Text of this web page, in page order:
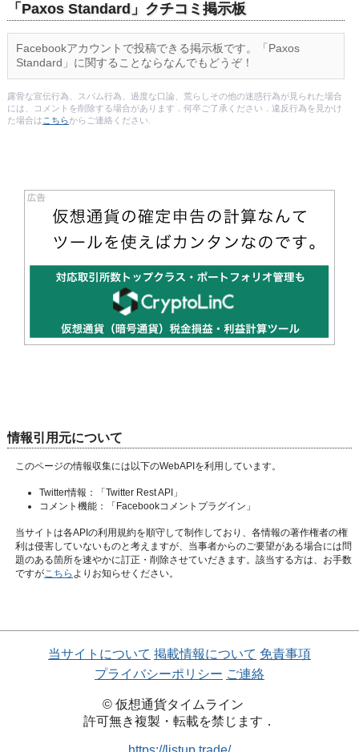
「Paxos Standard」クチコミ掲示板
Facebookアカウントで投稿できる掲示板です。「Paxos
Standard」に関することならなんでもどうぞ！
露骨な宣伝行為、スパム行為、過度な口論、荒らしその他の迷惑行為が見られた場合
には、コメントを削除する場合があります．何卒ご了承ください．違反行為を見かけ
た場合はこちらからご連絡ください.
情報引用元について
このページの情報収集には以下のWebAPIを利用しています。
Twitter情報：
「Twitter Rest API」
コメント機能：
「Facebookコメントプラグイン」
当サイトは各APIの利用規約を順守して制作しており、各情報の著作権者の権
利は侵害していないものと考えますが、当事者からのご要望がある場合には問
題のある箇所を速やかに訂正・削除させていだきます。該当する方は、お手数
ですがこちら よりお知らせください。
当サイトについて 掲載情報について 免責事項
プライバシーポリシー ご連絡
© 仮想通貨タイムライン
許可無き複製・転載を禁じます．